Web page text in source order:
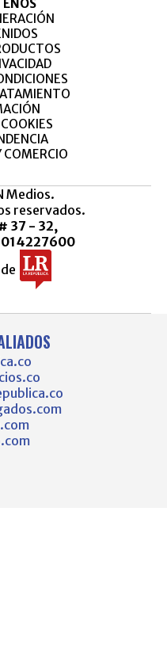
COMERCIO
Medios.
reservados.
37 - 32,